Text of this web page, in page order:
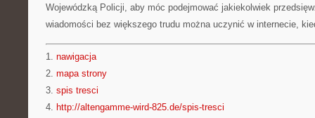
Wojewódzką Policji, aby móc podejmować jakiekolwiek
wiadomości bez większego trudu można uczynić w internecie,
1. nawigacja
2. mapa strony
3. spis tresci
4. http://altengamme-wird-825.de/spis-tresci